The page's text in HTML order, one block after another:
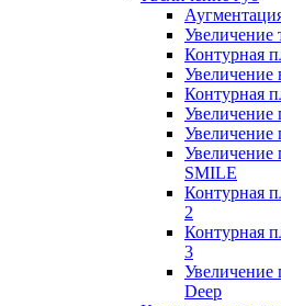
Увеличение
Контурная
Увеличение
Контурная
Увеличение
Увеличение
Увеличение
SMILE
Контурная
2
Контурная
3
Увеличение
Deep